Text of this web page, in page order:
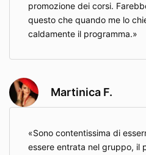
promozione dei corsi.
questo che quando me lo
caldamente il programma.
Martinica F.
Sono contentissima di
essere entrata nel gruppo, il